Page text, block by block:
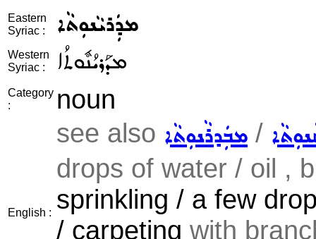
Eastern
Syriac :
ܡܕܲܪܝܵܢܘܼܬܵܐ
Western
Syriac :
ܡܕܰܪܝܳܢܽܘܬܳܐ
Category
:
noun
English :
see also ܡܒܲܕܪܵܢܘܼܬܵܐ /
drops of water / oil ,
sprinkling / a few
/ carpeting with